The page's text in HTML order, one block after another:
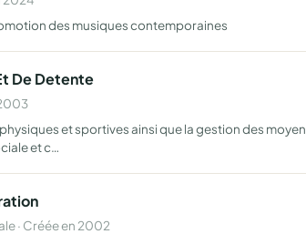
des musiques contemporaines
De Detente
et sportives ainsi que la gestion des
et c…
· Créée en 2002